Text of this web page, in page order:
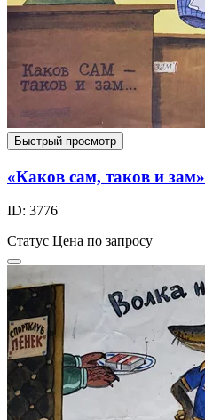
Быстрый просмотр
«Каков сам, таков и зам»
ID: 3776
Статус Цена по запросу